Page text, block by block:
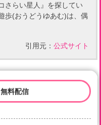
さらい星人』を探してい
歩(おうどうゆあむ)は、偶
引用元： 公式サイト
料配信